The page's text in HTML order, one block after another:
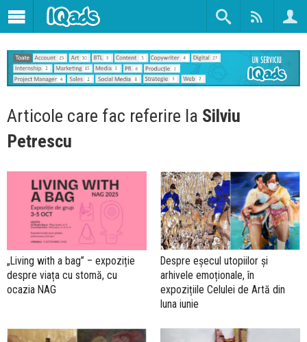
Articole care fac referire la Silviu
Petrescu
„Living with a bag” – expoziție
despre viața cu stomă, cu
ocazia NAG
Despre eșecul utopiilor și
arhivele emoționale, în
expozițiile Celulei de Artă din
luna iunie